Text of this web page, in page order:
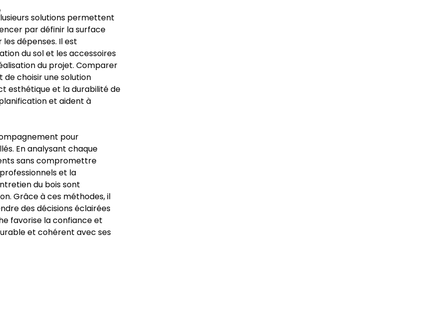
solutions permettent
par définir la surface
dépenses. Il est
du sol et les accessoires
du projet. Comparer
choisir une solution
esthétique et la durabilité de
et aident à
pour
En analysant chaque
sans compromettre
et la
du bois sont
Grâce à ces méthodes, il
des décisions éclairées
favorise la confiance et
et cohérent avec ses